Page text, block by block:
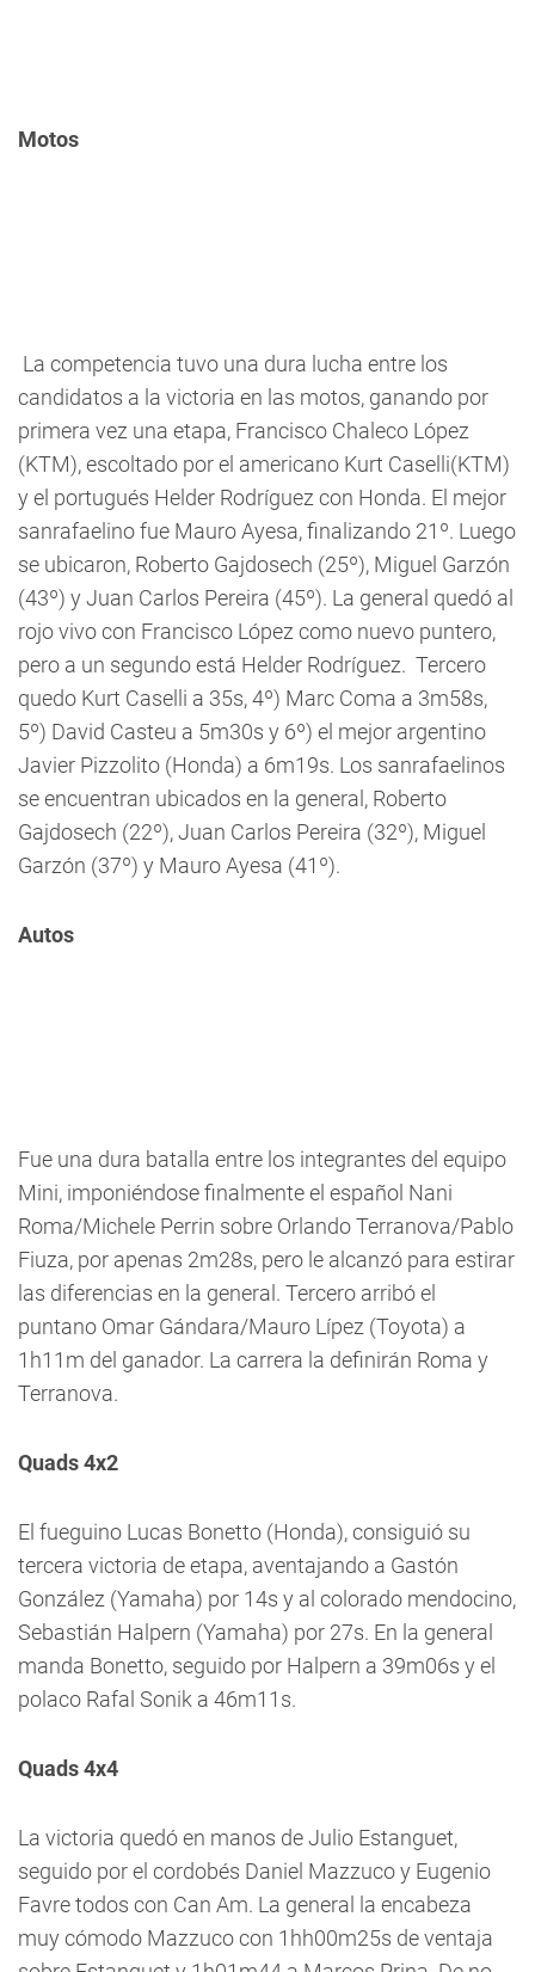
Motos
La competencia tuvo una dura lucha entre los
candidatos a la victoria en las motos, ganando por
primera vez una etapa, Francisco Chaleco López
(KTM), escoltado por el americano Kurt Caselli(KTM)
y el portugués Helder Rodríguez con Honda. El mejor
sanrafaelino fue Mauro Ayesa, finalizando 21º. Luego
se ubicaron, Roberto Gajdosech (25º), Miguel Garzón
(43º) y Juan Carlos Pereira (45º). La general quedó al
rojo vivo con Francisco López como nuevo puntero,
pero a un segundo está Helder Rodríguez. Tercero
quedo Kurt Caselli a 35s, 4º) Marc Coma a 3m58s,
5º) David Casteu a 5m30s y 6º) el mejor argentino
Javier Pizzolito (Honda) a 6m19s. Los sanrafaelinos
se encuentran ubicados en la general, Roberto
Gajdosech (22º), Juan Carlos Pereira (32º), Miguel
Garzón (37º) y Mauro Ayesa (41º).
Autos
Fue una dura batalla entre los integrantes del equipo
Mini, imponiéndose finalmente el español Nani
Roma/Michele Perrin sobre Orlando Terranova/Pablo
Fiuza, por apenas 2m28s, pero le alcanzó para estirar
las diferencias en la general. Tercero arribó el
puntano Omar Gándara/Mauro Lípez (Toyota) a
1h11m del ganador. La carrera la definirán Roma y
Terranova.
Quads 4x2
El fueguino Lucas Bonetto (Honda), consiguió su
tercera victoria de etapa, aventajando a Gastón
González (Yamaha) por 14s y al colorado mendocino,
Sebastián Halpern (Yamaha) por 27s. En la general
manda Bonetto, seguido por Halpern a 39m06s y el
polaco Rafal Sonik a 46m11s.
Quads 4x4
La victoria quedó en manos de Julio Estanguet,
seguido por el cordobés Daniel Mazzuco y Eugenio
Favre todos con Can Am. La general la encabeza
muy cómodo Mazzuco con 1hh00m25s de ventaja